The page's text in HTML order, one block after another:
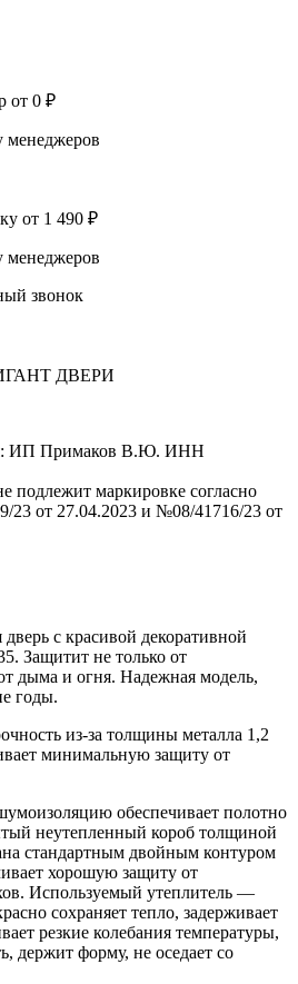
от 0 ₽
менеджеров
от 1 490 ₽
менеджеров
звонок
ДВЕРИ
ИП Примаков В.Ю. ИНН
подлежит маркировке согласно
от 27.04.2023 и №08/41716/23 от
дверь c красивой декоративной
Защитит не только от
дыма и огня. Надежная модель,
годы.
из-за толщины металла 1,2
минимальную защиту от
обеспечивает полотно
неутепленный короб толщиной
стандартным двойным контуром
хорошую защиту от
Используемый утеплитель —
сохраняет тепло, задерживает
резкие колебания температуры,
держит форму, не оседает со